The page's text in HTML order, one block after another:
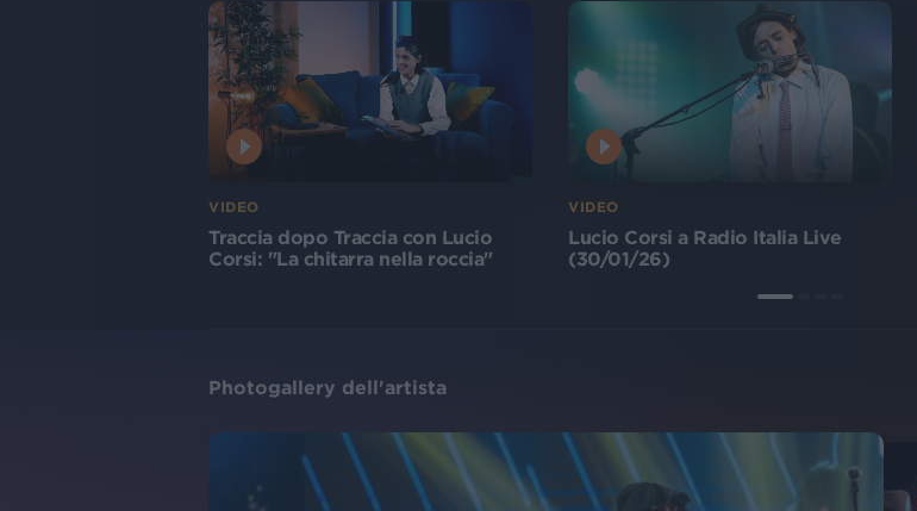
VIDEO
Traccia dopo Traccia con Lucio
Corsi: "La chitarra nella roccia"
VIDEO
Lucio Corsi a Radio Italia Live
(30/01/26)
Photogallery dell'artista